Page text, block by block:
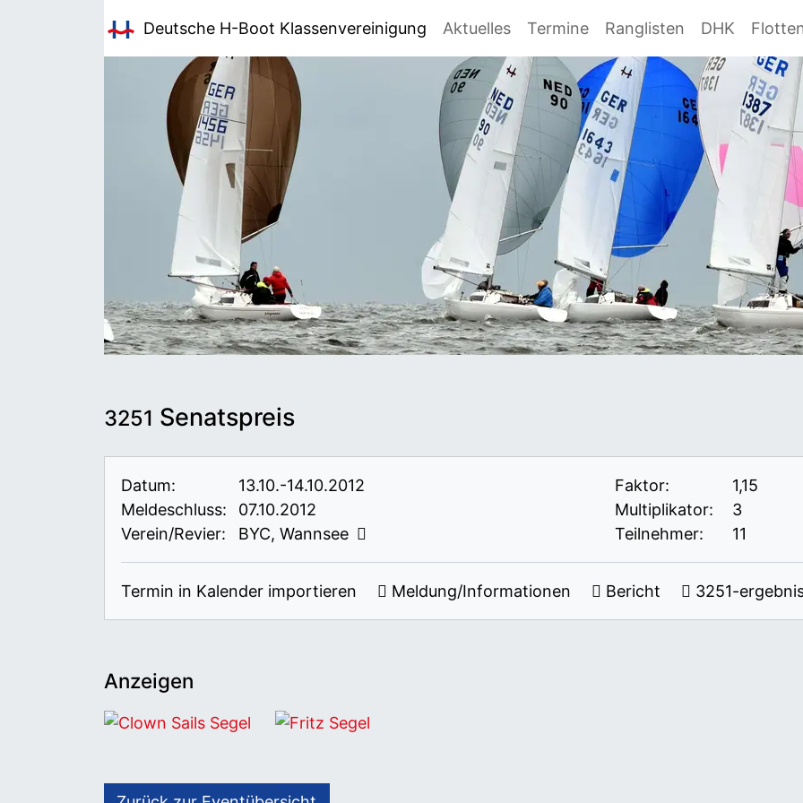
Deutsche H-Boot Klassenvereinigung Aktuelles Termine Ranglisten DHK
3251 Senatspreis
Datum:
13.10.-14.10.2012
Meldeschluss:
07.10.2012
Verein/Revier:
BYC, Wannsee
Faktor:
1,15
Multiplikator:
3
Teilnehmer:
11
Termin in Kalender importieren Meldung/Informationen Bericht 3251-
Anzeigen